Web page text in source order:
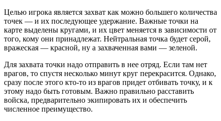
Целью игрока является захват как можно большего количества
точек — и их последующее удержание. Важные точки на
карте выделены кругами, и их цвет меняется в зависимости от
того, кому они принадлежат. Нейтральная точка будет серой,
вражеская — красной, ну а захваченная вами — зеленой.
Для захвата точки надо отправить в нее отряд. Если там нет
врагов, то спустя несколько минут круг перекрасится. Однако,
сразу после этого кто-то из врагов придет отбивать точку, и к
этому надо быть готовым. Важно правильно расставить
войска, предварительно экипировать их и обеспечить
численное преимущество.